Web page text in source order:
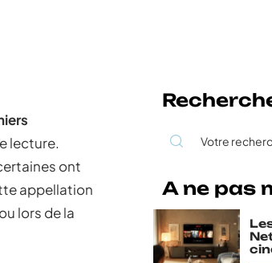
lecture.
ont
appellation
lors de la
A ne pas